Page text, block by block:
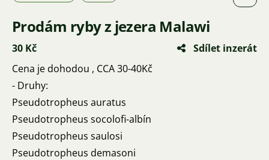
Prodám ryby z jezera Malawi
30 Kč
Sdílet inzerát
Cena je dohodou , CCA 30-40Kč
- Druhy:
Pseudotropheus auratus
Pseudotropheus socolofi-albín
Pseudotropheus saulosi
Pseudotropheus demasoni